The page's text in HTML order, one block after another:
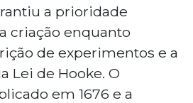
a prioridade
criação enquanto
de experimentos e a
Lei de Hooke. O
em 1676 e a